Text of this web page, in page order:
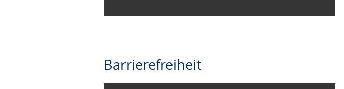
Barrierefreiheit